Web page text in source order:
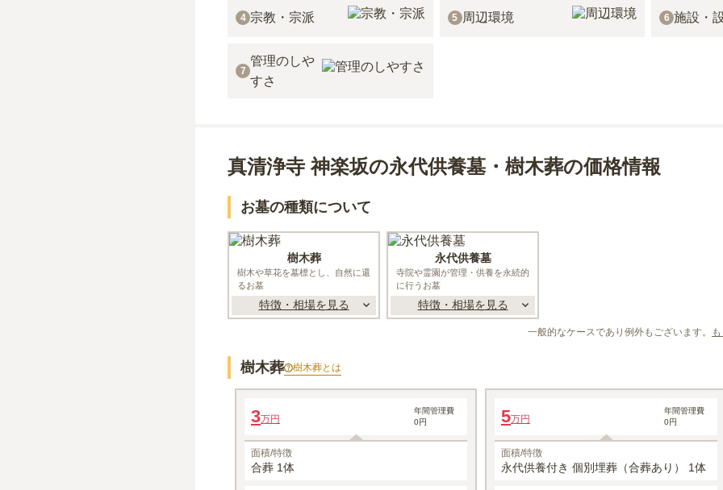
4 宗教・宗派 5 周辺環境 6 施設・
7
管理のしや
すさ
真清浄寺 神楽坂の永代供養墓・樹木葬の価格情報
お墓の種類について
樹木葬
樹木や草花を墓標とし、自然に還
るお墓
特徴・相場を見る
永代供養墓
寺院や霊園が管理・供養を永続的
に行うお墓
特徴・相場を見る
一般的なケースであり例外もございます。
樹木葬 樹木葬とは
1名あたりの価格
3万円
年間管理費
0円
面積/特徴
合葬 1体
1名あたりの価格
5万円
年間管理費
0円
面積/特徴
永代供養付き 個別埋葬（合葬あり） 1体